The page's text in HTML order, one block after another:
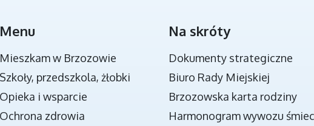
NOWA JAKOŚĆ KSZTAŁCENIA W GMINIE
BRZOZÓW - PROJEKT
Menu
Mieszkam w Brzozowie
Szkoły, przedszkola, żłobki
Opieka i wsparcie
Ochrona zdrowia
Na skróty
Dokumenty strategiczne
Biuro Rady Miejskiej
Brzozowska karta rodziny
Harmonogram wywozu